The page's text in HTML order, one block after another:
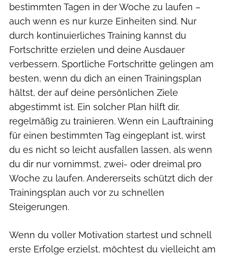
bestimmten Tagen in der Woche zu laufen –
auch wenn es nur kurze Einheiten sind. Nur
durch kontinuierliches Training kannst du
Fortschritte erzielen und deine Ausdauer
verbessern. Sportliche Fortschritte gelingen am
besten, wenn du dich an einen Trainingsplan
hältst, der auf deine persönlichen Ziele
abgestimmt ist. Ein solcher Plan hilft dir,
regelmäßig zu trainieren. Wenn ein Lauftraining
für einen bestimmten Tag eingeplant ist, wirst
du es nicht so leicht ausfallen lassen, als wenn
du dir nur vornimmst, zwei- oder dreimal pro
Woche zu laufen. Andererseits schützt dich der
Trainingsplan auch vor zu schnellen
Steigerungen.
Wenn du voller Motivation startest und schnell
erste Erfolge erzielst, möchtest du vielleicht am